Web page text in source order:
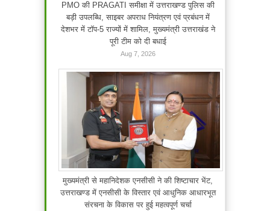
PMO की PRAGATI समीक्षा में उत्तराखण्ड पुलिस की
बड़ी उपलब्धि, साइबर अपराध नियंत्रण एवं प्रबंधन में
देशभर में टॉप-5 राज्यों में शामिल, मुख्यमंत्री उत्तराखंड ने
पूरी टीम को दी बधाई
Aug 7, 2026
मुख्यमंत्री से महानिदेशक एनसीसी ने की शिष्टाचार भेंट,
उत्तराखण्ड में एनसीसी के विस्तार एवं आधुनिक आधारभूत
संरचना के विकास पर हुई महत्वपूर्ण चर्चा